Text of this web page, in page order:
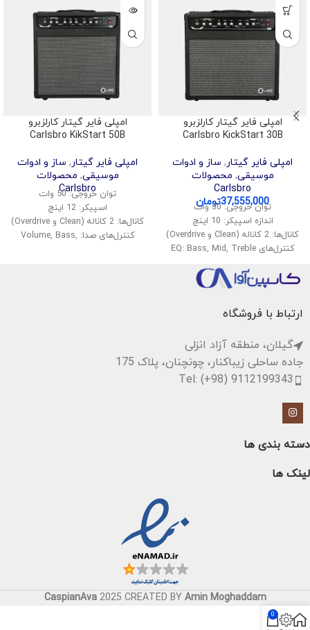
امپلی فایر گیتار کارلزبرو
Carlsbro KickStart 30B
امپلی فایر گیتار , ساز و ادوات
موسیقی, محصولات
Carlsbro
37,555,000تومانتوان خروجی: 30 وات
اندازه اسپیکر: 10 اینچ
کانال‌ها: 2 کاناله (Clean و Overdrive)
کنترل‌های EQ: Bass, Mid, Treble
ورودی AUX: برای پخش موسیقی از
دستگاه‌های دیگر
خصوصی
وزن: حدود 8 کیلوگرم
امپلی فایر گیتار کارلزبرو
Carlsbro KikStart 50B
امپلی فایر گیتار , ساز و ادوات
موسیقی, محصولات
Carlsbro
توان خروجی: 50 وات
اسپیکر: 12 اینچ
کانال‌ها: 2 کاناله (Clean و Overdrive)
کنترل‌های صدا: Volume, Bass,
ارتباط با فروشگاه
گیلان، منطقه آزاد انزلی
جاده ساحلی زیباکنار، چونچنان، پلاک 175
Tel: (+98) 9112199343
دسته بندی ها
لینک ها
CaspianAva 2025 CREATED BY Amin Moghaddam
0